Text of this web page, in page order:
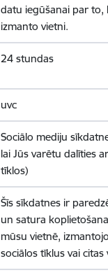
datu iegūšanai par to,
izmanto vietni.
24 stundas
uvc
Sociālo mediju
lai Jūs varētu dalīties
tīklos)
Šīs sīkdatnes ir
un satura
mūsu vietnē,
sociālos tīklus vai citas